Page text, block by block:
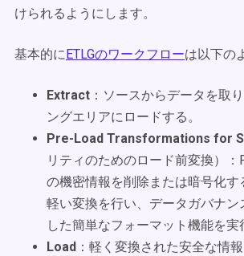
けられるようにします。
基本的にETLGのワークフローは以下の
Extract ：ソースからデータを取
ングエリアにロードする。
Pre-Load Transformations for
リティのためのロード前変換）
の機密情報を削除または暗号化す
軽い変換を行い、データガバナン
した簡単なフォーマット機能を実
Load ：軽く変換された安全な情